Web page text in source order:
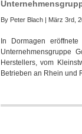
By Peter Blach | März 3rd,
In Dormagen
Unternehmensgruppe
Herstellers, vom
Betrieben an Rhein und